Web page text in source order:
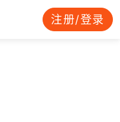
注册/登录